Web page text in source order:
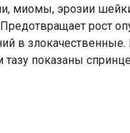
миомы, эрозии
рост
в злокачественные.
показаны